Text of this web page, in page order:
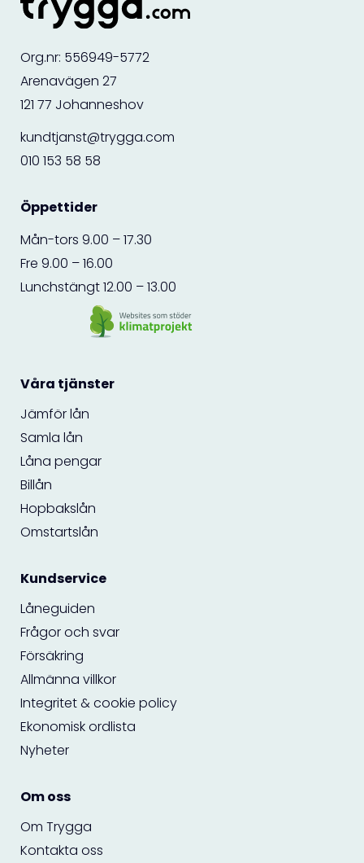
Org.nr: 556949-5772
Arenavägen 27
121 77 Johanneshov
kundtjanst@trygga.com
010 153 58 58
Öppettider
Mån-tors 9.00 – 17.30
Fre 9.00 – 16.00
Lunchstängt 12.00 – 13.00
Våra tjänster
Jämför lån
Samla lån
Låna pengar
Billån
Hopbakslån
Omstartslån
Kundservice
Låneguiden
Frågor och svar
Försäkring
Allmänna villkor
Integritet & cookie policy
Ekonomisk ordlista
Nyheter
Om oss
Om Trygga
Kontakta oss